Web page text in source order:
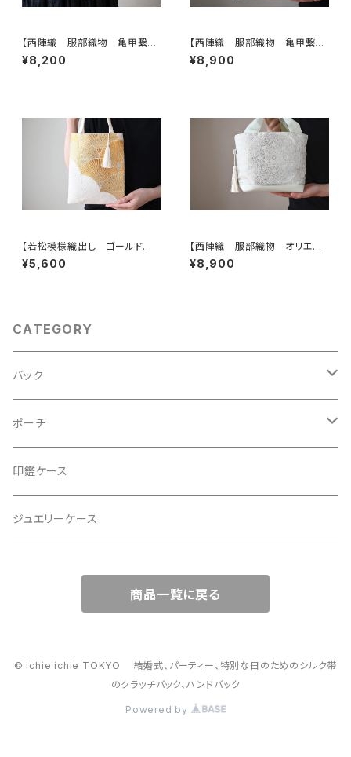
【西陣織 服部織物 亀甲繋ぎ
に鳳凰・花模様 帯リメイク
スマホショルダーバッグ】日常使
¥8,200
【西陣織 服部織物 亀甲繋ぎ
に鳳凰・花模様 帯リメイク ト
ートバッグ】日常使い、結婚式、パ
¥8,900
【若松模様織出し ゴールド
シルク帯リメイク ミニサブバック
フォーマルバック】日常使い、結
¥5,600
【西陣織 服部織物 オリエン
ト更紗 華紋様 薄グリーン・シ
ルバー シルク帯リメイク トー
¥8,900
CATEGORY
バック
2Wayクラッチバッグ＆ハンドバッグ
ハンドバッグ・ショルダーバッグ
スマホショルダー、サコッシュ
トートーバッグ
コロンとしたハンドバッグ
ポーチ
コロンとした大容量コスメポーチ
ミニポーチ
印鑑ケース
ジュエリーケース
商品一覧に戻る
© ichie ichie TOKYO 結婚式、パーティー、特別な日のためのシルク帯
のクラッチバック、ハンドバック
Powered by